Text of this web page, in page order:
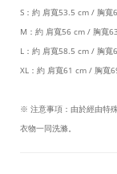
S：約 肩寬53.5 cm / 胸
M：約 肩寬56 cm / 胸寬
L：約 肩寬58.5 cm / 胸
XL：約 肩寬61 cm / 胸寬
※ 注意事項：由於經由特
衣物一同洗滌。